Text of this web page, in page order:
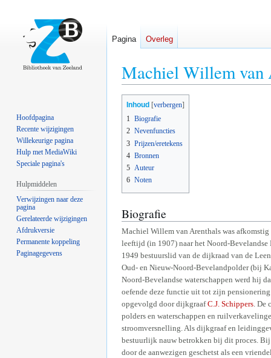
Machiel Willem van
Naar
navigatie
springen
Naar
zoeken
springen
Inhoud
1 Biografie
2 Nevenfuncties
3 Prijzen/eretekens
4 Bronnen
5 Auteur
6 Noten
Biografie
Machiel Willem van Arenthals was
leeftijd (in 1907) naar het Noord-
1949 bestuurslid van de dijkraad van de
Oud- en Nieuw-Noord-Bevelandpolder (bij
Noord-Bevelandse waterschappen werd hij
oefende deze functie uit tot zijn
opgevolgd door dijkgraafC.J. Schippers. De
polders en waterschappen en
stroomversnelling. Als dijkgraaf en
bestuurlijk nauw betrokken bij dit proces.
door de aanwezigen geschetst als een
Pagina Overleg
Hoofdpagina
Recente wijzigingen
Willekeurige pagina
Hulp met MediaWiki
Speciale pagina's
Hulpmiddelen
Verwijzingen naar deze
pagina
Gerelateerde wijzigingen
Afdrukversie
Permanente koppeling
Paginagegevens